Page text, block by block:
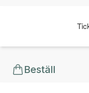
Beställ